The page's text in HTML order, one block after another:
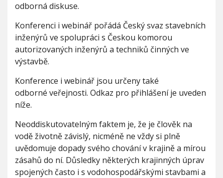
odborná diskuse.
Konferenci i webinář pořádá Český svaz stavebních
inženýrů ve spolupráci s Českou komorou
autorizovaných inženýrů a techniků činných ve
výstavbě.
Konference i webinář jsou určeny také
odborné veřejnosti. Odkaz pro přihlášení je uveden
níže.
Neoddiskutovatelným faktem je, že je člověk na
vodě životně závislý, nicméně ne vždy si plně
uvědomuje dopady svého chování v krajině a mírou
zásahů do ní. Důsledky některých krajinných úprav
spojených často i s vodohospodářskými stavbami a